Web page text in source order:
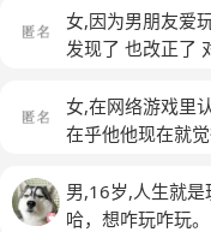
压力，我想彻底
么群都退了，不
么，我真的不知
过，测试说重度
的好烦啊！，我
以说呢，我不敢
女,因为男朋友爱
发现了 也改正了
名)
女,在网络游戏里
在乎他他现在就
男,16岁,人生就
哈，想咋玩咋玩。